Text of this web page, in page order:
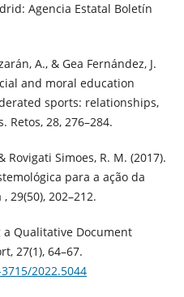
Agencia Estatal Boletín
A., & Gea Fernández, J.
and moral education
sports: relationships,
28, 276–284.
Rovigati Simoes, R. M. (2017).
para a ação da
29(50), 202–212.
a Qualitative Document
27(1), 64–67.
2022.5044